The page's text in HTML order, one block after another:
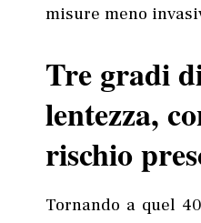
misure meno
Tre gradi
lentezza,
rischio
Tornando a quel